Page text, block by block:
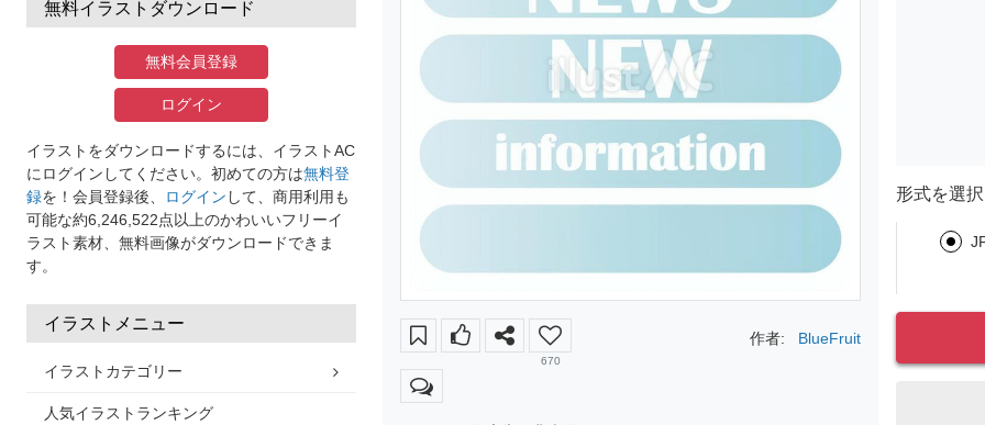
無料イラストダウンロード
無料会員登録
ログイン
イラストをダウンロードするには、イラストAC
にログインしてください。初めての方は無料登
録を！会員登録後、 ログイン して、商用利用も
可能な約6,246,522点以上のかわいいフリーイ
ラスト素材、無料画像がダウンロードできま
す。
イラストメニュー
イラストカテゴリー
人気イラストランキング
670
作者: BlueFruit
形式を選